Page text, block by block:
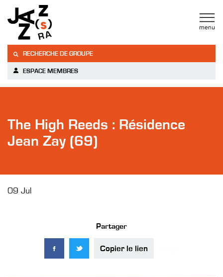
RECHERCHE DE GROUPE
ESPACE MEMBRES
The High Reeds : Résidence
Jean Zay (69)
09 Jul
Partager
Copier le lien